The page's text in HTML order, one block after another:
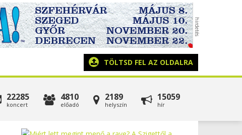
TÖLTSD FEL AZ OLDALRA
22285
koncert
4810
előadó
2189
helyszín
15059
hír